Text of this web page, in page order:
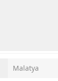
Malatya